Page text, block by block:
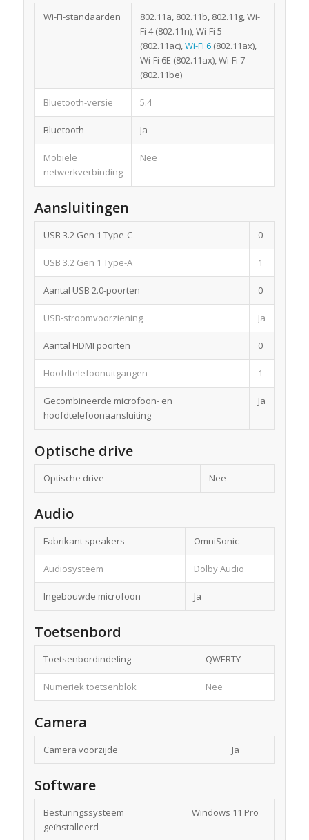
Wi-Fi-standaarden
802.11a, 802.11b, 802.11g, Wi-
Fi 4 (802.11n), Wi-Fi 5
(802.11ac),Wi-Fi 6(802.11ax),
Wi-Fi 6E (802.11ax), Wi-Fi 7
(802.11be)
Bluetooth-versie 5.4
Bluetooth Ja
Mobiele
netwerkverbinding
Nee
Aansluitingen
USB 3.2 Gen 1 Type-C 0
USB 3.2 Gen 1 Type-A 1
Aantal USB 2.0-poorten 0
USB-stroomvoorziening Ja
Aantal HDMI poorten 0
Hoofdtelefoonuitgangen 1
Gecombineerde microfoon- en
hoofdtelefoonaansluiting
Ja
Optische drive
Optische drive Nee
Audio
Fabrikant speakers OmniSonic
Audiosysteem Dolby Audio
Ingebouwde microfoon Ja
Toetsenbord
Toetsenbordindeling QWERTY
Numeriek toetsenblok Nee
Camera
Camera voorzijde Ja
Software
Besturingssysteem
geïnstalleerd
Windows 11 Pro